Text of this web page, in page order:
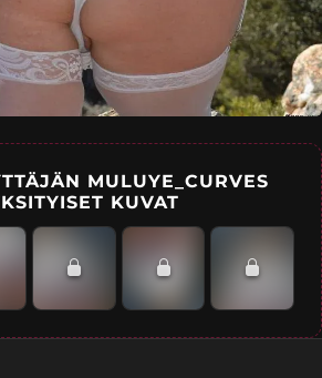
MULUYE_CURVES
KUVAT